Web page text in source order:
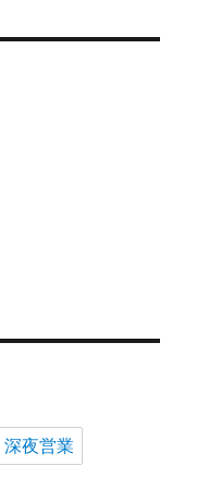
深夜営業